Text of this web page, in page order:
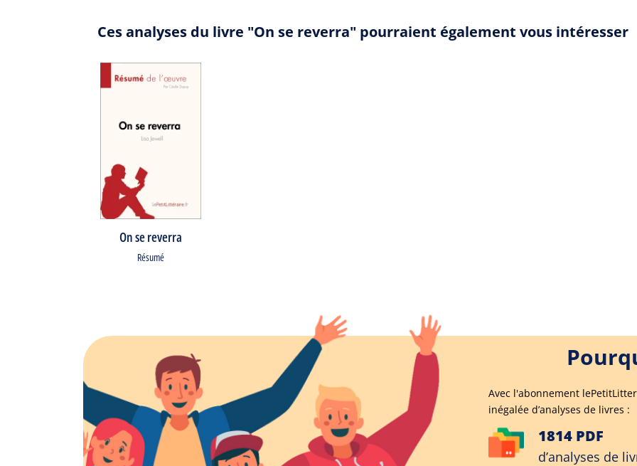
Ces analyses du livre "On se reverra" pourraient également vous intéresser
On se reverra
Résumé
Avec l'abonnement
inégalée d’analyses de livres :
1814 PDF
d’analyses de